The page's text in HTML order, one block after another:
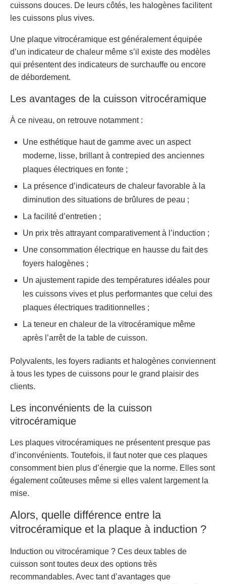
cuissons douces. De leurs côtés, les halogènes facilitent
les cuissons plus vives.
Une plaque vitrocéramique est généralement équipée
d’un indicateur de chaleur même s’il existe des modèles
qui présentent des indicateurs de surchauffe ou encore
de débordement.
Les avantages de la cuisson vitrocéramique
À ce niveau, on retrouve notamment :
Une esthétique haut de gamme avec un aspect
moderne, lisse, brillant à contrepied des anciennes
plaques électriques en fonte ;
La présence d’indicateurs de chaleur favorable à la
diminution des situations de brûlures de peau ;
La facilité d’entretien ;
Un prix très attrayant comparativement à l’induction ;
Une consommation électrique en hausse du fait des
foyers halogènes ;
Un ajustement rapide des températures idéales pour
les cuissons vives et plus performantes que celui des
plaques électriques traditionnelles ;
La teneur en chaleur de la vitrocéramique même
après l’arrêt de la table de cuisson.
Polyvalents, les foyers radiants et halogènes conviennent
à tous les types de cuissons pour le grand plaisir des
clients.
Les inconvénients de la cuisson
vitrocéramique
Les plaques vitrocéramiques ne présentent presque pas
d’inconvénients. Toutefois, il faut noter que ces plaques
consomment bien plus d’énergie que la norme. Elles sont
également coûteuses même si elles valent largement la
mise.
Alors, quelle différence entre la
vitrocéramique et la plaque à induction ?
Induction ou vitrocéramique ? Ces deux tables de
cuisson sont toutes deux des options très
recommandables. Avec tant d’avantages que